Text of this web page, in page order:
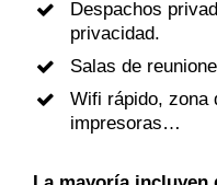
Despachos
privacidad.
Salas de
Wifi rápido, zona
impresoras…